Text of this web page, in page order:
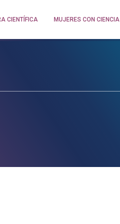
CIENTÍFICA MUJERES CON CIENCIA